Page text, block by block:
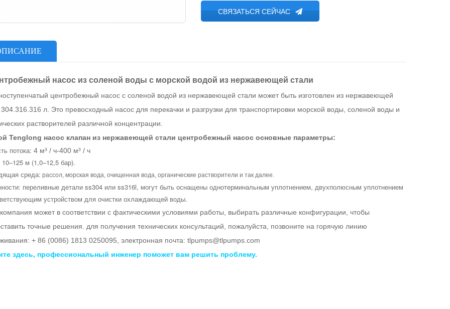
СВЯЗАТЬСЯ СЕЙЧАС
насос из соленой воды с морской водой из нержавеющей стали
центробежный насос с соленой водой из нержавеющей стали может быть изготовлен из нержавеющей
304.316.316 л. Это превосходный насос для перекачки и разгрузки для транспортировки морской воды, соленой воды и
растворителей различной концентрации.
Tenglong насос клапан из нержавеющей стали центробежный насос основные параметры:
потока: 4 м³ / ч-400 м³ / ч
10–125 м (1,0–12,5 бар).
среда: рассол, морская вода, очищенная вода, органические растворители и так далее.
переливные детали ss304 или ss316l, могут быть оснащены однотерминальным уплотнением, двухполюсным уплотнением
устройством для очистки охлаждающей воды.
может в соответствии с фактическими условиями работы, выбирать различные конфигурации, чтобы
точные решения.
для получения технических консультаций, пожалуйста, позвоните на горячую линию
+ 86 (0086) 1813 0250095, электронная почта: tlpumps@tlpumps.com
здесь, профессиональный инженер поможет вам решить проблему.